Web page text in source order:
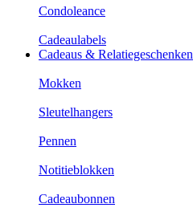
Condoleance
Cadeaulabels
Cadeaus & Relatiegeschenken
Mokken
Sleutelhangers
Pennen
Notitieblokken
Cadeaubonnen